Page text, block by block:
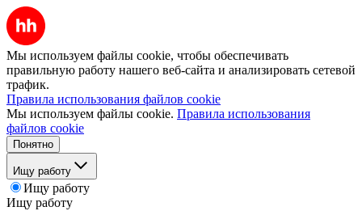
Мы используем файлы cookie, чтобы обеспечивать
правильную работу нашего веб-сайта и анализировать сетевой
трафик.
Правила использования файлов cookie
Мы используем файлы cookie. Правила использования
файлов cookie
Понятно
Ищу работу
Ищу работу
Ищу работу